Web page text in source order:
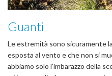
Guanti
Le estremità sono sicuramente
esposta al vento e che non si
abbiamo solo l’imbarazzo della